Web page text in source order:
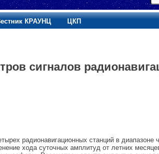
КРАУНЦ
ЦКП
сигналов
радионавигационных станций в диапазоне
хода суточных амплитуд от летних